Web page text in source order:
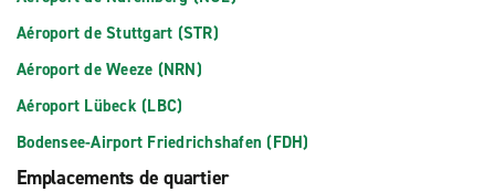
Aéroport de Stuttgart (STR)
Aéroport de Weeze (NRN)
Aéroport Lübeck (LBC)
Bodensee-Airport Friedrichshafen (FDH)
Emplacements de quartier